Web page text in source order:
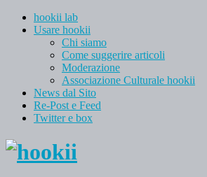
hookii lab
Usare hookii
Chi siamo
Come suggerire articoli
Moderazione
Associazione Culturale hookii
News dal Sito
Re-Post e Feed
Twitter e box